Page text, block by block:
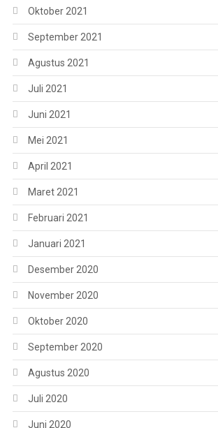
Oktober 2021
September 2021
Agustus 2021
Juli 2021
Juni 2021
Mei 2021
April 2021
Maret 2021
Februari 2021
Januari 2021
Desember 2020
November 2020
Oktober 2020
September 2020
Agustus 2020
Juli 2020
Juni 2020